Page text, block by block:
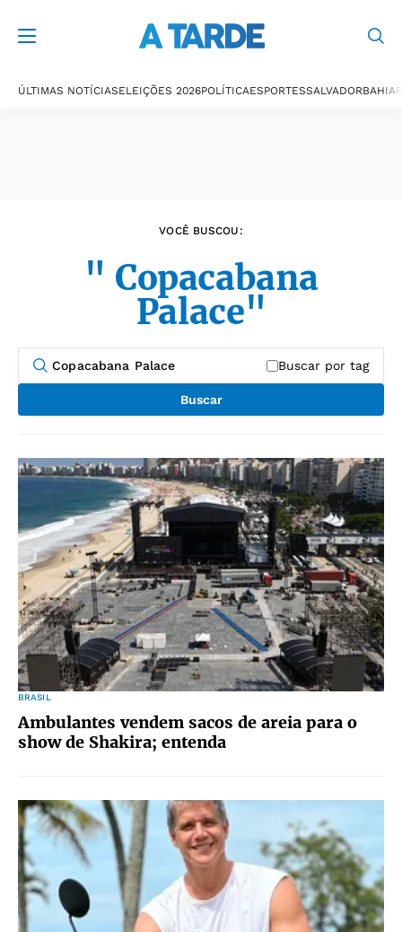
ÚLTIMAS NOTÍCIASELEIÇÕES 2026POLÍTICAESPORTESSALVADORBAHIA
VOCÊ BUSCOU:
" Copacabana
Palace"
Buscar por tag
Buscar
BRASIL
Ambulantes vendem sacos de areia para o
show de Shakira; entenda